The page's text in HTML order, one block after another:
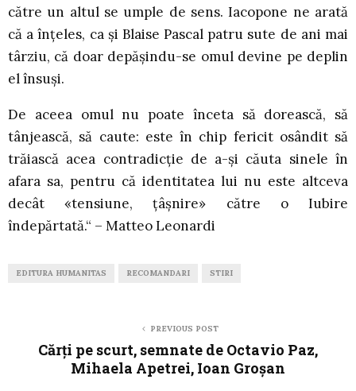
către un altul se umple de sens. Iacopone ne arată
că a înţeles, ca şi Blaise Pascal patru sute de ani mai
târziu, că doar depăşindu-se omul devine pe deplin
el însuşi.
De aceea omul nu poate înceta să dorească, să
tânjească, să caute: este în chip fericit osândit să
trăiască acea contradicţie de a-şi căuta sinele în
afara sa, pentru că identitatea lui nu este altceva
decât «tensiune, ţâşnire» către o Iubire
îndepărtată.“ – Matteo Leonardi
EDITURA HUMANITAS RECOMANDARI STIRI
PREVIOUS POST
Cărți pe scurt, semnate de Octavio Paz,
Mihaela Apetrei, Ioan Groșan